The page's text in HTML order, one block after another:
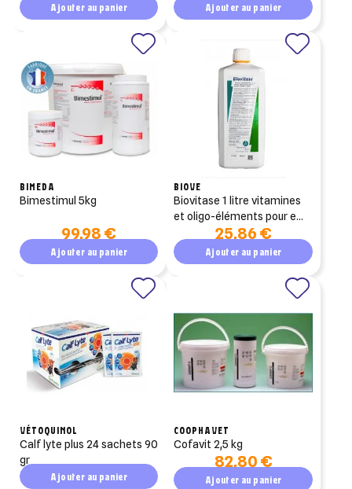
Ajouter au panier Ajouter au panier
BIMEDA
bimestimul 5kg
99,98 €
Ajouter au panier
BIOVE
biovitase 1 litre vitamines
et oligo-éléments pour eau
de boisson25,86 €
Ajouter au panier
VÉTOQUINOL
calf lyte plus 24 sachets 90
gr
Ajouter au panier
COOPHAVET
cofavit 2,5 kg
82,80 €
Ajouter au panier